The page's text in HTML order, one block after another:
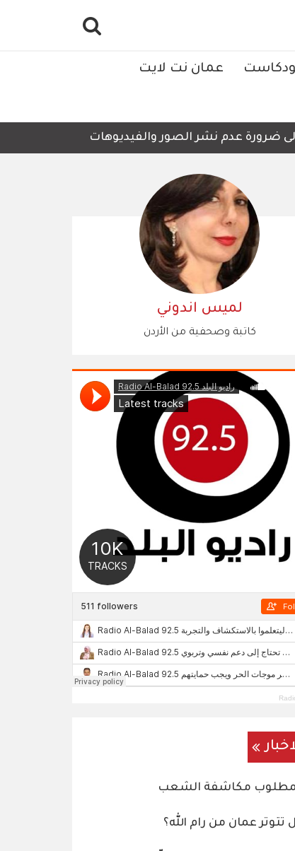
عمان نت لايت
عدم نشر الصور والفيديوهات التي لا تحتوي على
لميس اندوني
كاتبة وصحفية من الأردن
مكاشفة الشعب
تتوتر عمان من رام الله؟